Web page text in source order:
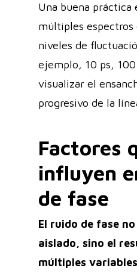
Una buena práctica
múltiples
niveles de
ejemplo, 10 ps,
visualizar el
progresivo de la
Factores
influyen
de fase
El ruido de fase
aislado, sino el
múltiples